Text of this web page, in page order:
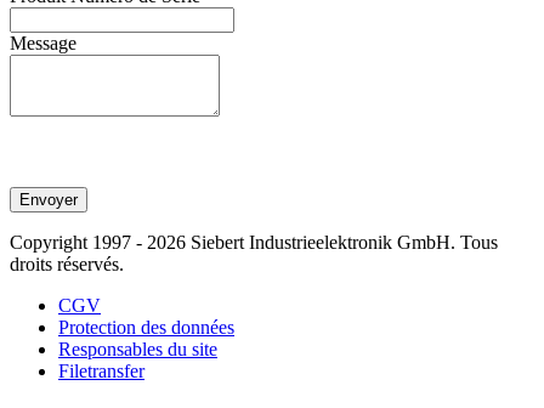
Message
Envoyer
Copyright 1997 - 2026 Siebert Industrieelektronik GmbH. Tous
droits réservés.
CGV
Protection des données
Responsables du site
Filetransfer